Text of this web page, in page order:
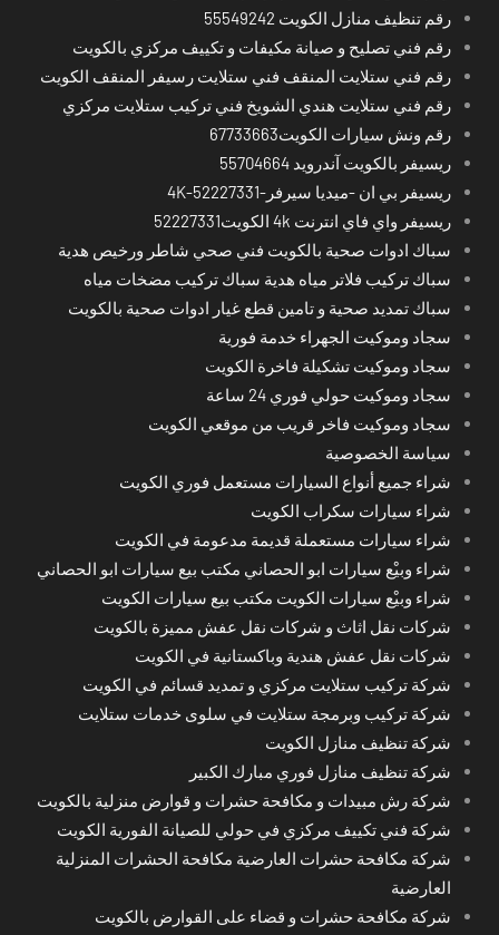
رقم تنظيف منازل الكويت 55549242
رقم فني تصليح و صيانة مكيفات و تكييف مركزي بالكويت
رقم فني ستلايت المنقف فني ستلايت رسيفر المنقف الكويت
رقم فني ستلايت هندي الشويخ فني تركيب ستلايت مركزي
رقم ونش سيارات الكويت67733663
ريسيفر بالكويت آندرويد 55704664
ريسيفر بي ان -ميديا سيرفر-4K-52227331
ريسيفر واي فاي انترنت 4k الكويت52227331
سباك ادوات صحية بالكويت فني صحي شاطر ورخيص هدية
سباك تركيب فلاتر مياه هدية سباك تركيب مضخات مياه
سباك تمديد صحية و تامين قطع غيار ادوات صحية بالكويت
سجاد وموكيت الجهراء خدمة فورية
سجاد وموكيت تشكيلة فاخرة الكويت
سجاد وموكيت حولي فوري 24 ساعة
سجاد وموكيت فاخر قريب من موقعي الكويت
سياسة الخصوصية
شراء جميع أنواع السيارات مستعمل فوري الكويت
شراء سيارات سكراب الكويت
شراء سيارات مستعملة قديمة مدعومة في الكويت
شراء وبيْع سيارات ابو الحصاني مكتب بيع سيارات ابو الحصاني
شراء وبيْع سيارات الكويت مكتب بيع سيارات الكويت
شركات نقل اثاث و شركات نقل عفش مميزة بالكويت
شركات نقل عفش هندية وباكستانية في الكويت
شركة تركيب ستلايت مركزي و تمديد قسائم في الكويت
شركة تركيب وبرمجة ستلايت في سلوى خدمات ستلايت
شركة تنظيف منازل الكويت
شركة تنظيف منازل فوري مبارك الكبير
شركة رش مبيدات و مكافحة حشرات و قوارض منزلية بالكويت
شركة فني تكييف مركزي في حولي للصيانة الفورية الكويت
شركة مكافحة حشرات العارضية مكافحة الحشرات المنزلية
العارضية
شركة مكافحة حشرات و قضاء على القوارض بالكويت